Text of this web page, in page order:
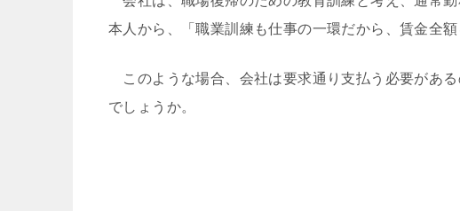
本人から、「職業訓練も仕事の一環だから、賃金全
このような場合、会社は要求通り支払う必要があ
でしょうか。